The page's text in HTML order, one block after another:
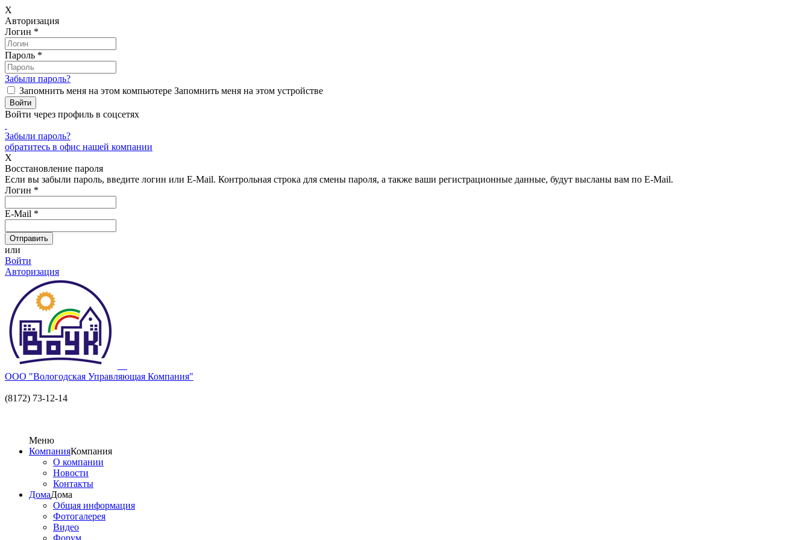
X
Авторизация
Логин *
Пароль *
Забыли пароль?
Запомнить меня на этом компьютере Запомнить меня на этом устройстве
Войти через профиль в соцсетях
Забыли пароль?
обратитесь в офис нашей компании
X
Восстановление пароля
Если вы забыли пароль, введите логин или E-Mail. Контрольная строка для смены пароля, а также ваши регистрационные данные, будут высланы вам по E-Mail.
Логин *
E-Mail *
или
Войти
Авторизация
ООО "Вологодская Управляющая Компания"
(8172) 73-12-14
Меню
КомпанияКомпания
О компании
Новости
Контакты
ДомаДома
Общая информация
Фотогалерея
Видео
Форум